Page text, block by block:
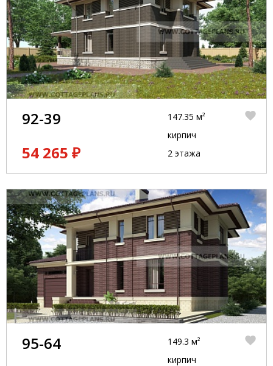
92-39
54 265 ₽
147.35 м²
кирпич
2 этажа
95-64
149.3 м²
кирпич